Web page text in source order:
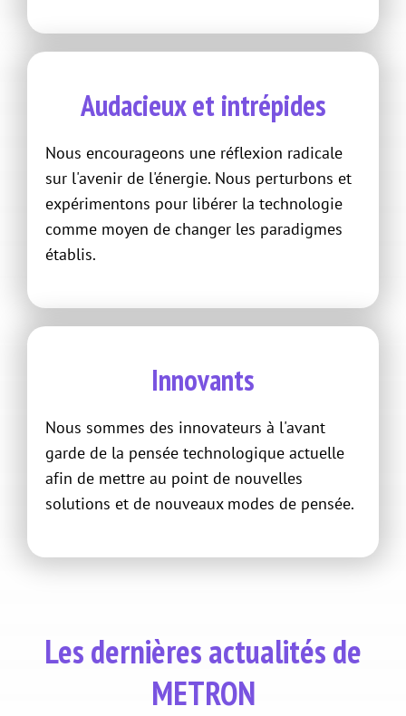
Audacieux et intrépides
Nous encourageons une réflexion radicale
sur l'avenir de l'énergie. Nous perturbons et
expérimentons pour libérer la technologie
comme moyen de changer les paradigmes
établis.
Innovants
Nous sommes des innovateurs à l'avant
garde de la pensée technologique actuelle
afin de mettre au point de nouvelles
solutions et de nouveaux modes de pensée.
Les dernières actualités de
METRON